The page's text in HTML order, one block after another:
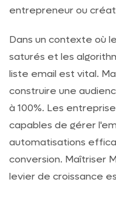
entrepreneur ou
Dans un contexte où
saturés et les
liste email est vital.
construire une
à 100%. Les
capables de gérer
automatisations
conversion. Maîtriser
levier de croissance